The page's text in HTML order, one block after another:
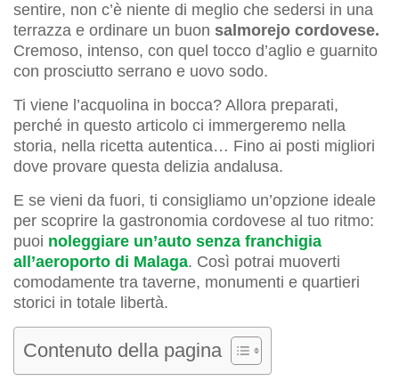
sentire, non c’è niente di meglio che sedersi in una
terrazza e ordinare un buon salmorejo cordovese.
Cremoso, intenso, con quel tocco d’aglio e guarnito
con prosciutto serrano e uovo sodo.
Ti viene l’acquolina in bocca? Allora preparati,
perché in questo articolo ci immergeremo nella
storia, nella ricetta autentica… Fino ai posti migliori
dove provare questa delizia andalusa.
E se vieni da fuori, ti consigliamo un’opzione ideale
per scoprire la gastronomia cordovese al tuo ritmo:
puoi noleggiare un’auto senza franchigia
all’aeroporto di Malaga. Così potrai muoverti
comodamente tra taverne, monumenti e quartieri
storici in totale libertà.
Contenuto della pagina